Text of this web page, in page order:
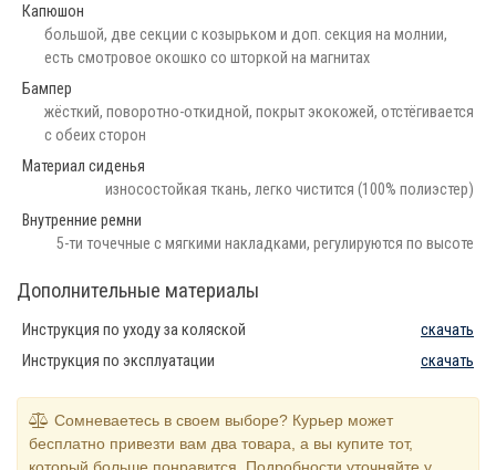
Капюшон
большой, две секции с козырьком и доп. секция на молнии,
есть смотровое окошко со шторкой на магнитах
Бампер
жёсткий, поворотно-откидной, покрыт экокожей, отстёгивается
с обеих сторон
Материал сиденья
износостойкая ткань, легко чистится (100% полиэстер)
Внутренние ремни
5-ти точечные с мягкими накладками, регулируются по высоте
Дополнительные материалы
Инструкция по уходу за коляской
скачать
Инструкция по эксплуатации
скачать
Сомневаетесь в своем выборе? Курьер может
бесплатно привезти вам два товара, а вы купите тот,
который больше понравится. Подробности уточняйте у